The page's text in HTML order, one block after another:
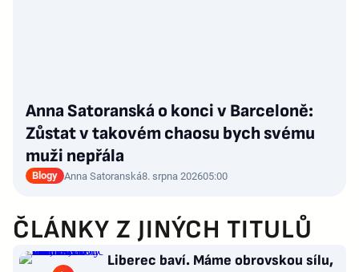
Anna Satoranská o konci v Barceloně:
Zůstat v takovém chaosu bych svému
muži nepřála
Blogy Anna Satoranská8. srpna 202605:00
ČLÁNKY Z JINÝCH TITULŮ
Liberec baví. Máme obrovskou sílu,